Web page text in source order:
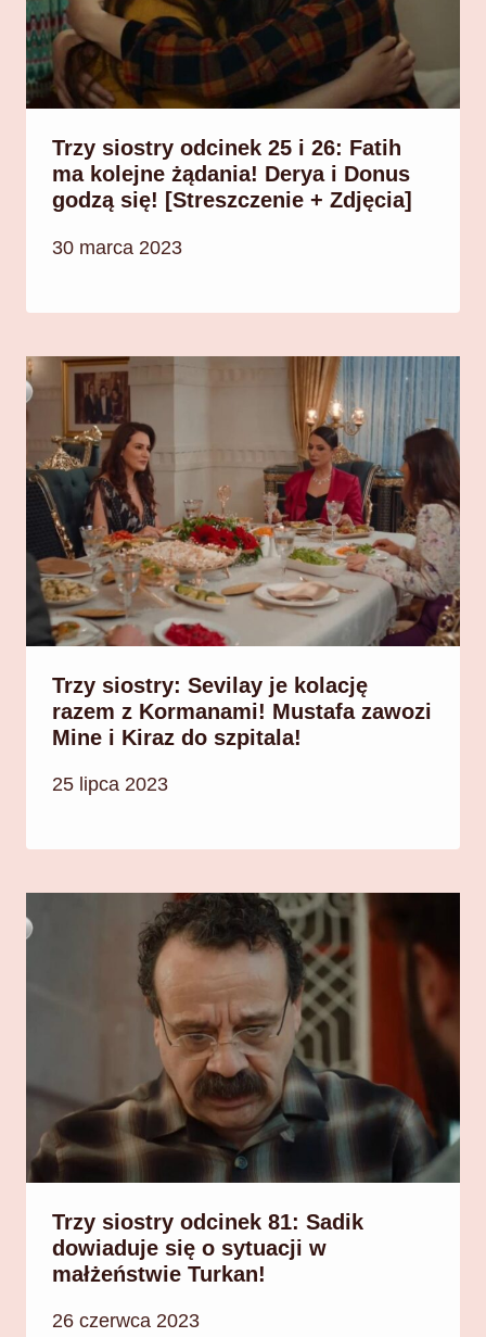
Trzy siostry odcinek 25 i 26: Fatih
ma kolejne żądania! Derya i Donus
godzą się! [Streszczenie + Zdjęcia]
30 marca 2023
Trzy siostry: Sevilay je kolację
razem z Kormanami! Mustafa zawozi
Mine i Kiraz do szpitala!
25 lipca 2023
Trzy siostry odcinek 81: Sadik
dowiaduje się o sytuacji w
małżeństwie Turkan!
26 czerwca 2023